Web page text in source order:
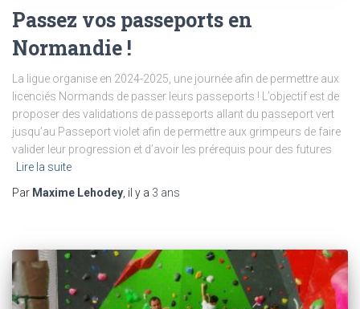
Passez vos passeports en
Normandie !
La ligue organise en 2024-2025, une journée afin de permettre aux
licenciés Normands de passer leurs passeports ! L’objectif est de
proposer des validations de passeports allant du passeport vert
jusqu’au Passeport violet afin de permettre aux grimpeurs de faire
valider leur progression et d’avoir les prérequis pour des futures
Lire la suite
Par Maxime Lehodey, il y a 3 ans